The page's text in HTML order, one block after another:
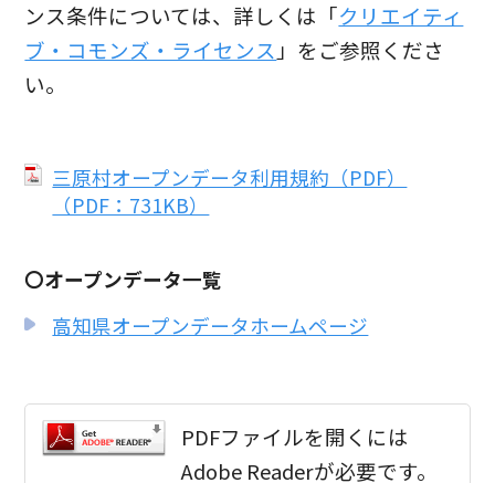
ンス条件については、詳しくは「クリエイティ
ブ・コモンズ・ライセンス 」をご参照くださ
い。
三原村オープンデータ利用規約（PDF）
（PDF：731KB）
〇オープンデータ一覧
高知県オープンデータホームページ
PDFファイルを開くには
Adobe Readerが必要です。